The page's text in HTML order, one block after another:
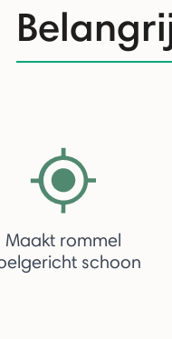
Maakt rommel
schoon